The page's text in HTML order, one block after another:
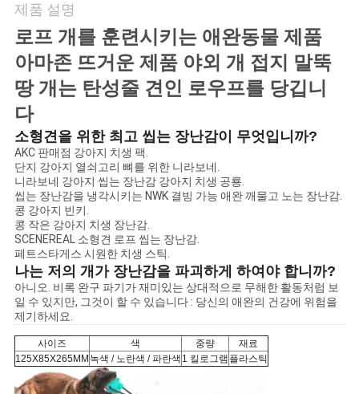
을
요
구
하
세
요
BLOG/NEWS
사
이
트
맵
제품 설명
로프 개를 훈련시키는 애완동물 제품
아마존 뜨거운 제품 야외 개 접지 말뚝
땅 개는 탄성줄 견인 로우프를 당깁니
다
소형견을 위한 최고 씹는 장난감이 무엇입니까?
AKC 판매점 강아지 치생 팩.
단지 강아지 열쇠고리 뼈를 위한 니라보네.
니라보네 강아지 씹는 장난감 강아지 치생 공룡.
씹는 장난감을 냉각시키는 NWK 결빙 가능 애완 깨물고 노는 장난감.
콩 강아지 빈키.
콩 작은 강아지 치생 장난감.
SCENEREAL 소형견 로프 씹는 장난감.
페트스타게스 시원한 치생 스틱.
나는 저의 개가 장난감을 파괴하게 하여야 합니까?
아니오. 비록 완구 파기가 재미있는 상대적으로 무해한 활동처럼 보
일 수 있지만, 그것이 할 수 있습니다 : 당신의 애완의 건강에 위험을
제기하세요.
사이즈 색 중량
재료
125X85X265MM 녹색 / 노란색 / 파란색 1 킬로그램 플라스틱